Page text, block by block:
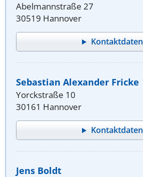
Abelmannstraße 27
30519 Hannover
Kontaktdaten
Sebastian Alexander Fricke
Yorckstraße 10
30161 Hannover
Kontaktdaten
Jens Boldt